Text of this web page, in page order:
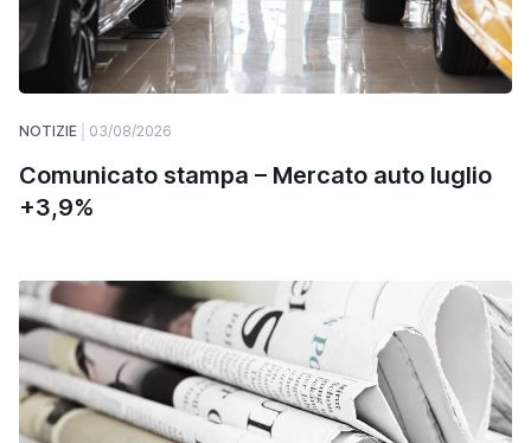
NOTIZIE 03/08/2026
Comunicato stampa – Mercato auto luglio
+3,9%